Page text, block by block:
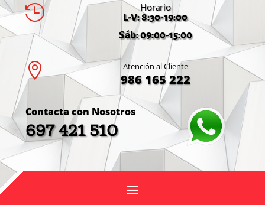
 Horario
L-V: 8:30-19:00
Sáb: 09:00-15:00
 Atención al Cliente
986 165 222
Contacta con Nosotros
697 421 510